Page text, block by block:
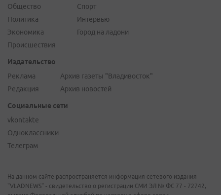
Общество
Политика
Экономика
Происшествия
Спорт
Интервью
Город на ладони
Издательство
Реклама
Редакция
Архив газеты "Владивосток"
Архив новостей
Социальные сети
vkontakte
Одноклассники
Телеграм
На данном сайте распространяется информация сетевого издания
"VLADNEWS" - свидетельство о регистрации СМИ ЭЛ № ФС 77 - 72742,